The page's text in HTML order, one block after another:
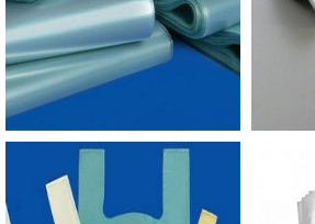
SACOLAS PLÁSTICAS ALÇA
Empório do Plástico passou a
produção com fábricas ainda mais
custos reduzidos. Aumentando,
em pequenas quantidades. Para
informações, basta solicitar um